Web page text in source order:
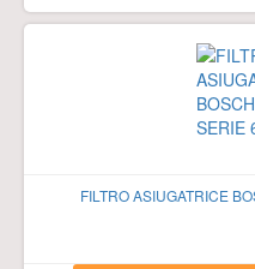
FILTRO ASIUGATRICE